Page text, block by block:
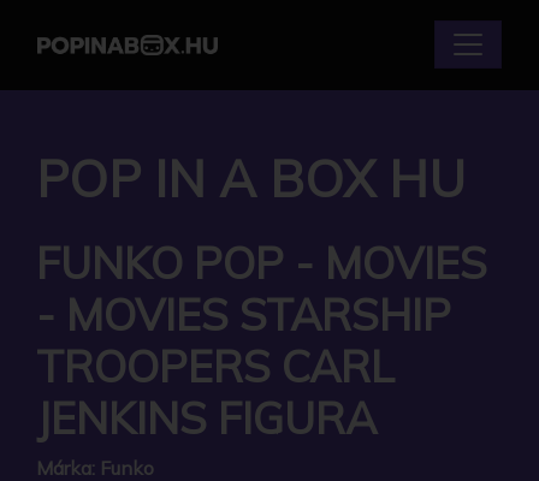
POP IN A BOX HU
FUNKO POP - MOVIES
- MOVIES STARSHIP
TROOPERS CARL
JENKINS FIGURA
Márka: Funko